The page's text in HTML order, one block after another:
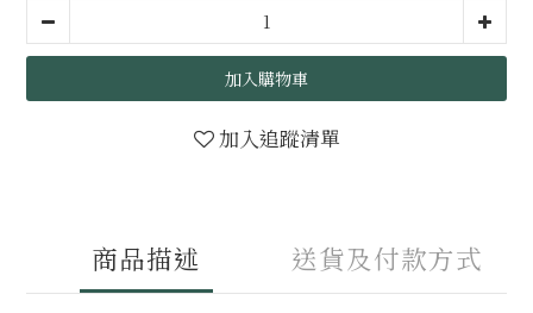
加入購物車
加入追蹤清單
商品描述 送貨及付款方式